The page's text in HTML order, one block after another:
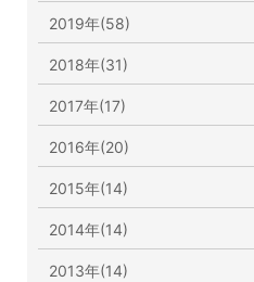
2019年(58)
2018年(31)
2017年(17)
2016年(20)
2015年(14)
2014年(14)
2013年(14)